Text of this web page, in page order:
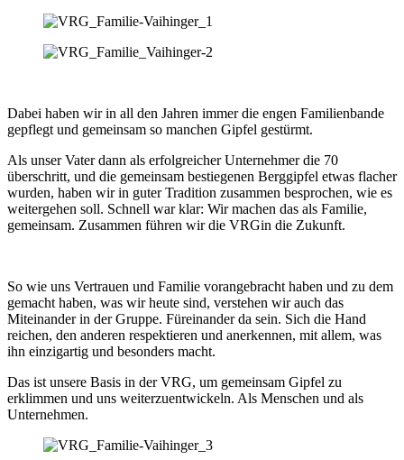
Dabei haben wir in all den Jahren immer die engen Familienbande
gepflegt und gemeinsam so manchen Gipfel gestürmt.
Als unser Vater dann als erfolgreicher Unternehmer die 70
überschritt, und die gemeinsam bestiegenen Berggipfel etwas flacher
wurden, haben wir in guter Tradition zusammen besprochen, wie es
weitergehen soll. Schnell war klar: Wir machen das als Familie,
gemeinsam. Zusammen führen wir die VRGin die Zukunft.
So wie uns Vertrauen und Familie vorangebracht haben und zu dem
gemacht haben, was wir heute sind, verstehen wir auch das
Miteinander in der Gruppe. Füreinander da sein. Sich die Hand
reichen, den anderen respektieren und anerkennen, mit allem, was
ihn einzigartig und besonders macht.
Das ist unsere Basis in der VRG, um gemeinsam Gipfel zu
erklimmen und uns weiterzuentwickeln. Als Menschen und als
Unternehmen.